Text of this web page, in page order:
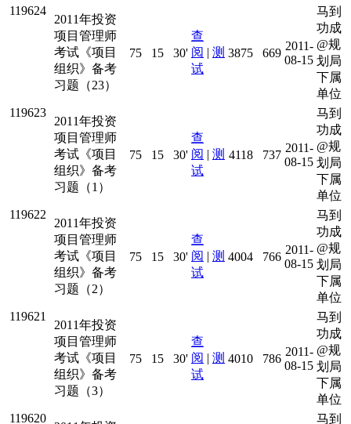
119624
2011年投资
项目管理师
考试《项目
组织》备考
习题（23）
75 15 30'
查
阅 | 测
试
3875 669
2011-
08-15
马到
功成
@规
划局
下属
单位
119623
2011年投资
项目管理师
考试《项目
组织》备考
习题（1）
75 15 30'
查
阅 | 测
试
4118 737
2011-
08-15
马到
功成
@规
划局
下属
单位
119622
2011年投资
项目管理师
考试《项目
组织》备考
习题（2）
75 15 30'
查
阅 | 测
试
4004 766
2011-
08-15
马到
功成
@规
划局
下属
单位
119621
2011年投资
项目管理师
考试《项目
组织》备考
习题（3）
75 15 30'
查
阅 | 测
试
4010 786
2011-
08-15
马到
功成
@规
划局
下属
单位
119620
马到